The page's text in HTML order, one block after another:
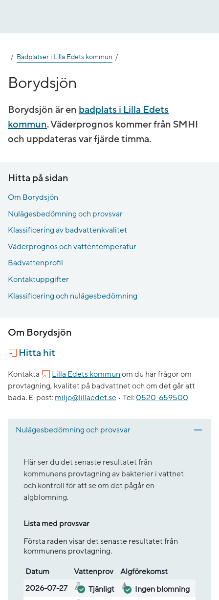
Badplatser i Lilla Edets kommun
Borydsjön
Borydsjön är en badplats i Lilla Edets
kommun. Väderprognos kommer från SMHI
och uppdateras var fjärde timma.
Hitta på sidan
Om Borydsjön
Nulägesbedömning och provsvar
Klassificering av badvattenkvalitet
Väderprognos och vattentemperatur
Badvattenprofil
Kontaktuppgifter
Klassificering och nulägesbedömning
Om Borydsjön
Hitta hit
Kontakta Lilla Edets kommun om du har frågor om
provtagning, kvalitet på badvattnet och om det går att
bada. E-post: miljo@lillaedet.se • Tel: 0520-659500
Nulägesbedömning och provsvar
Här ser du det senaste resultatet från
kommunens provtagning av bakterier i vattnet
och kontroll för att se om det pågår en
algblomning.
Lista med provsvar
Första raden visar det senaste resultatet från
kommunens provtagning.
Lista med provsvar
Datum Vatten­prov
Alg­före­komst
2026-07-27
Tjänligt
Ingen blomning